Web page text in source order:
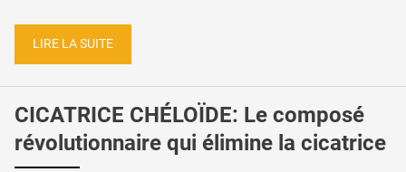
LIRE LA SUITE
CICATRICE CHÉLOÏDE: Le composé
révolutionnaire qui élimine la cicatrice